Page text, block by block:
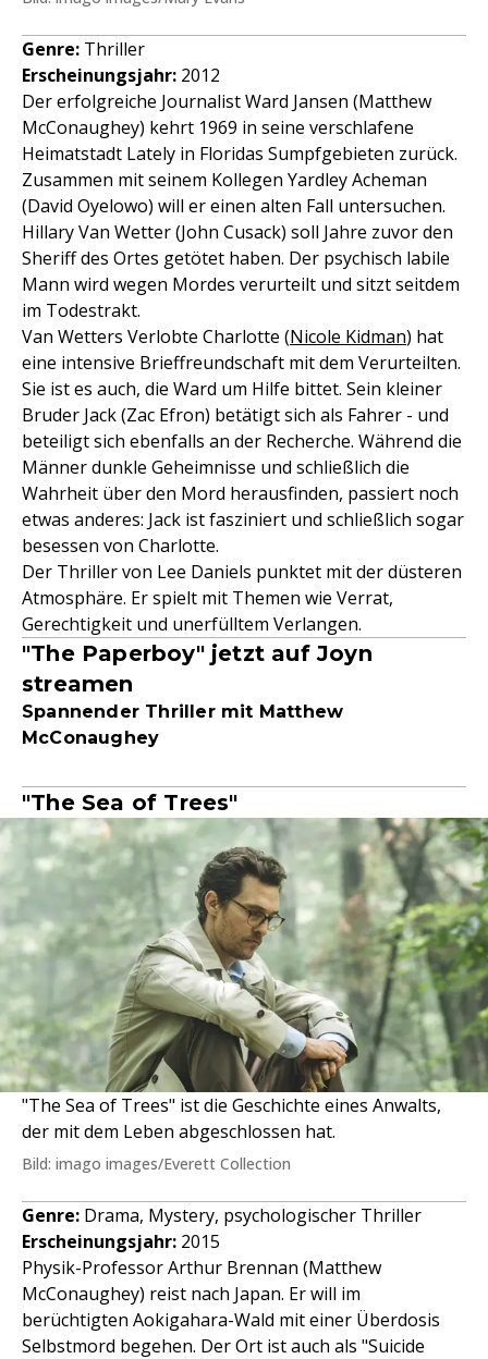
Genre: Thriller
Erscheinungsjahr: 2012
Der erfolgreiche Journalist Ward Jansen (Matthew
McConaughey) kehrt 1969 in seine verschlafene
Heimatstadt Lately in Floridas Sumpfgebieten zurück.
Zusammen mit seinem Kollegen Yardley Acheman
(David Oyelowo) will er einen alten Fall untersuchen.
Hillary Van Wetter (John Cusack) soll Jahre zuvor den
Sheriff des Ortes getötet haben. Der psychisch labile
Mann wird wegen Mordes verurteilt und sitzt seitdem
im Todestrakt.
Van Wetters Verlobte Charlotte (Nicole Kidman) hat
eine intensive Brieffreundschaft mit dem Verurteilten.
Sie ist es auch, die Ward um Hilfe bittet. Sein kleiner
Bruder Jack (Zac Efron) betätigt sich als Fahrer - und
beteiligt sich ebenfalls an der Recherche. Während die
Männer dunkle Geheimnisse und schließlich die
Wahrheit über den Mord herausfinden, passiert noch
etwas anderes: Jack ist fasziniert und schließlich sogar
besessen von Charlotte.
Der Thriller von Lee Daniels punktet mit der düsteren
Atmosphäre. Er spielt mit Themen wie Verrat,
Gerechtigkeit und unerfülltem Verlangen.
"The Paperboy" jetzt auf Joyn
streamen
Spannender Thriller mit Matthew
McConaughey
"The Sea of Trees"
"The Sea of Trees" ist die Geschichte eines Anwalts,
der mit dem Leben abgeschlossen hat.
Bild: imago images/Everett Collection
Genre: Drama, Mystery, psychologischer Thriller
Erscheinungsjahr: 2015
Physik-Professor Arthur Brennan (Matthew
McConaughey) reist nach Japan. Er will im
berüchtigten Aokigahara-Wald mit einer Überdosis
Selbstmord begehen. Der Ort ist auch als "Suicide